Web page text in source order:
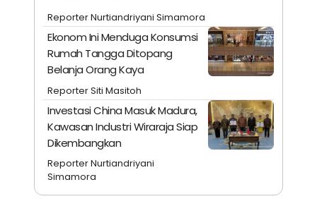
Reporter Nurtiandriyani Simamora
Ekonom Ini Menduga Konsumsi
Rumah Tangga Ditopang
Belanja Orang Kaya
Reporter Siti Masitoh
Investasi China Masuk Madura,
Kawasan Industri Wiraraja Siap
Dikembangkan
Reporter Nurtiandriyani
Simamora